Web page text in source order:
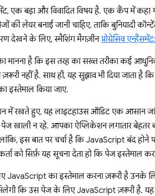
एक बड़ा और विवादित विषय है. एक कैंप में
की लेयर बनाई जानी चाहिए, ताकि बुनियादी
देखने के लिए, स्मैशिंग मैगज़ीनप्रोग्रेसिव
मानना है कि इस तरह का सख्त तरीका कई
ज़रूरी नहीं है. साथ ही, यह सुझाव भी दिया जाता है
इस्तेमाल किया जाए.
में रखते हुए, यह लाइटहाउस ऑडिट एक आसान
खाली न रहे. आपका ऐप्लिकेशन लगातार बेहतर
इस बात पर चर्चा है कि JavaScript बंद
को सिर्फ़ यह सूचना देता हो कि पेज इस्तेमाल
JavaScript का इस्तेमाल करना ज़रूरी है उनके
कि उस पेज के लिए JavaScript ज़रूरी है.